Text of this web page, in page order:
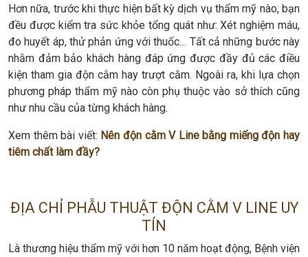
Hơn nữa, trước khi thực hiện bất kỳ dịch vụ thẩm mỹ nào, bạn
đều được kiểm tra sức khỏe tổng quát như: Xét nghiệm máu,
đo huyết áp, thử phản ứng với thuốc… Tất cả những bước này
nhằm đảm bảo khách hàng đáp ứng được đầy đủ các điều
kiện tham gia độn cằm hay trượt cằm. Ngoài ra, khi lựa chọn
phương pháp thẩm mỹ nào còn phụ thuộc vào sở thích cũng
như nhu cầu của từng khách hàng.
Xem thêm bài viết: Nên độn cằm V Line bằng miếng độn hay
tiêm chất làm đầy?
ĐỊA CHỈ PHẪU THUẬT ĐỘN CẰM V LINE UY
TÍN
Là thương hiệu thẩm mỹ với hơn 10 năm hoạt động, Bệnh viện